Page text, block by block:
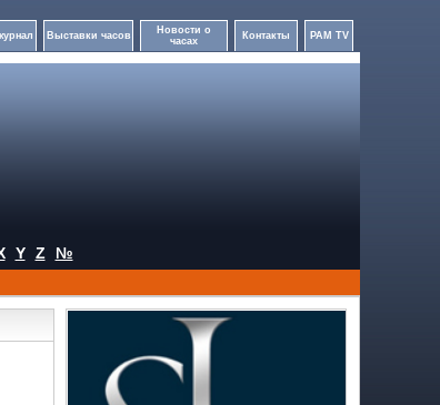
Выставки часов
Новости о
часах
Контакты PAM TV
Y Z №